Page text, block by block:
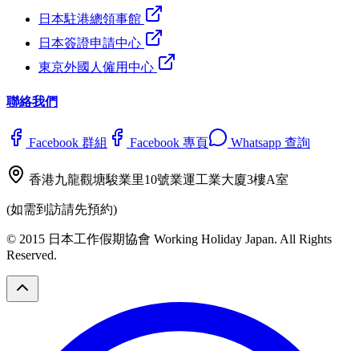
日本駐港總領事館
日本簽證申請中心
東京外國人僱用中心
聯絡我們
Facebook 群組 Facebook 專頁 Whatsapp 查詢
香港九龍觀塘駿業里10號業運工業大廈3樓A室
(如需到訪請先預約)
© 2015 日本工作假期協會 Working Holiday Japan. All Rights
Reserved.